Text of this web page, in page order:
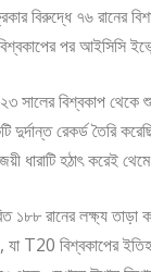
বিরুদ্ধে ৭৬ রানের
পর আইসিসি
সালের বিশ্বকাপ থেকে
দুর্দান্ত রেকর্ড তৈরি
ধারাটি হঠাৎ করেই
১৮৮ রানের লক্ষ্য
T20 বিশ্বকাপের